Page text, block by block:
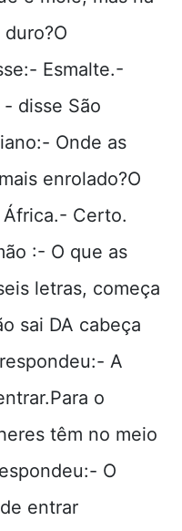
Esmalte.-
disse São
Onde as
enrolado?O
Certo.
:- O que as
letras, começa
sai DA cabeça
A
o
têm no meio
O
entrar